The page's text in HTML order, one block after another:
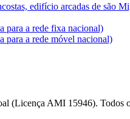
edifício arcadas de são
para a rede fixa nacional)
para a rede móvel nacional)
(Licença AMI 15946). Todos